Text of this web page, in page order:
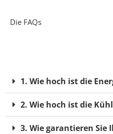
Die FAQs
1. Wie hoch ist die
2. Wie hoch ist die
3. Wie garantieren Sie